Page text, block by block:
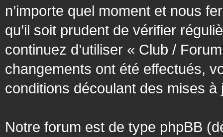
n’importe quel moment et nous
qu’il soit prudent de vérifier
continuez d’utiliser « Club /
changements ont été effectués,
conditions découlant des mises
Notre forum est de type phpBB